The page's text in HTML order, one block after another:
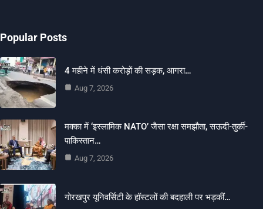
Popular Posts
4 महीने में धंसी करोड़ों की सड़क, आगरा…
Aug 7, 2026
मक्का में ‘इस्लामिक NATO’ जैसा रक्षा समझौता, सऊदी-तुर्की-
पाकिस्तान…
Aug 7, 2026
गोरखपुर यूनिवर्सिटी के हॉस्टलों की बदहाली पर भड़कीं…